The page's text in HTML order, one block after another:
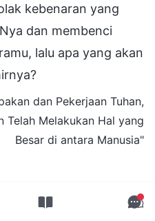
kebenaran yang
dan membenci
lalu apa yang akan
dan Pekerjaan Tuhan,
Telah Melakukan Hal yang
Besar di antara Manusia"